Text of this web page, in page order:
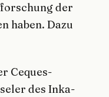
der
haben. Dazu
Ceques-
des Inka-